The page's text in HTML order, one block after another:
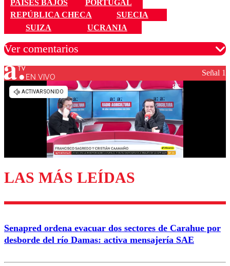
PAISES BAJOS
PORTUGAL
REPÚBLICA CHECA
SUECIA
SUIZA
UCRANIA
Ver comentarios
Los comentarios son moderados para garantizar un
diálogo respetuoso.
Enviar comentario
EN VIVO Señal 1
LAS MÁS LEÍDAS
Senapred ordena evacuar dos sectores de Carahue por
desborde del río Damas: activa mensajería SAE